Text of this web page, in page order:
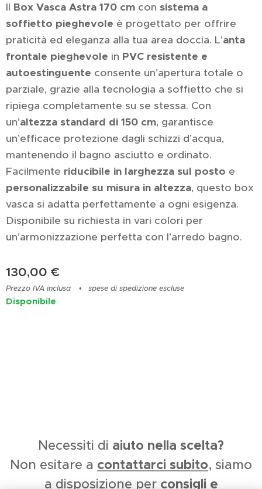
Il Box Vasca Astra 170 cm con sistema a
soffietto pieghevole è progettato per offrire
praticità ed eleganza alla tua area doccia. L’anta
frontale pieghevole in PVC resistente e
autoestinguente consente un’apertura totale o
parziale, grazie alla tecnologia a soffietto che si
ripiega completamente su se stessa. Con
un’altezza standard di 150 cm, garantisce
un’efficace protezione dagli schizzi d’acqua,
mantenendo il bagno asciutto e ordinato.
Facilmente riducibile in larghezza sul posto e
personalizzabile su misura in altezza, questo box
vasca si adatta perfettamente a ogni esigenza.
Disponibile su richiesta in vari colori per
un’armonizzazione perfetta con l’arredo bagno.
130,00 €
Prezzo IVA inclusa spese di spedizione escluse
Disponibile
Necessiti di aiuto nella scelta?
Non esitare a contattarci subito, siamo
a disposizione per consigli e